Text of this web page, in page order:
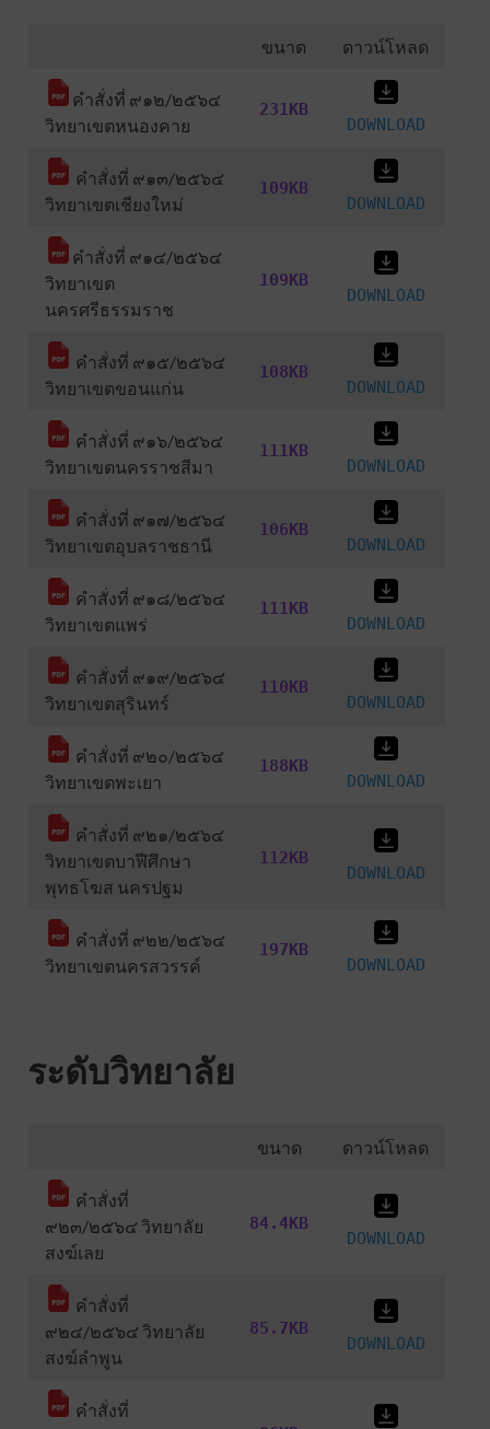
ขนาด ดาวน์โหลด
คำสั่งที่ ๙๑๒/๒๕๖๔
วิทยาเขตหนองคาย
231KB
DOWNLOAD
คำสั่งที่ ๙๑๓/๒๕๖๔
วิทยาเขตเชียงใหม่
109KB
DOWNLOAD
คำสั่งที่ ๙๑๔/๒๕๖๔
วิทยาเขต
นครศรีธรรมราช
109KB
DOWNLOAD
คำสั่งที่ ๙๑๕/๒๕๖๔
วิทยาเขตขอนแก่น
108KB
DOWNLOAD
คำสั่งที่ ๙๑๖/๒๕๖๔
วิทยาเขตนครราชสีมา
111KB
DOWNLOAD
คำสั่งที่ ๙๑๗/๒๕๖๔
วิทยาเขตอุบลราชธานี
106KB
DOWNLOAD
คำสั่งที่ ๙๑๘/๒๕๖๔
วิทยาเขตแพร่
111KB
DOWNLOAD
คำสั่งที่ ๙๑๙/๒๕๖๔
วิทยาเขตสุรินทร์
110KB
DOWNLOAD
คำสั่งที่ ๙๒๐/๒๕๖๔
วิทยาเขตพะเยา
188KB
DOWNLOAD
คำสั่งที่ ๙๒๑/๒๕๖๔
วิทยาเขตบาฬีศึกษา
พุทธโฆส นครปฐม
112KB
DOWNLOAD
คำสั่งที่ ๙๒๒/๒๕๖๔
วิทยาเขตนครสวรรค์
197KB
DOWNLOAD
ระดับวิทยาลัย
ขนาด ดาวน์โหลด
คำสั่งที่
๙๒๓/๒๕๖๔ วิทยาลัย
สงฆ์เลย
84.4KB
DOWNLOAD
คำสั่งที่
๙๒๔/๒๕๖๔ วิทยาลัย
สงฆ์ลำพูน
85.7KB
DOWNLOAD
คำสั่งที่